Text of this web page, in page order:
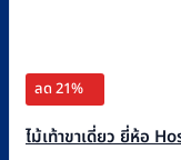
ลด 21%
ไม้เท้าขาเดี่ยว ยี่ห้อ